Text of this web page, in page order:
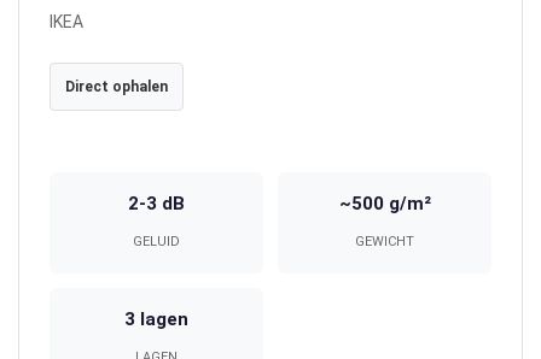
IKEA
Direct ophalen
2-3 dB
GELUID
~500 g/m²
GEWICHT
3 lagen